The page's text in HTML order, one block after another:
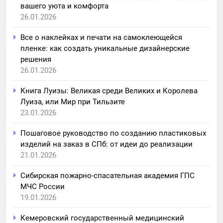
вашего уюта и комфорта
26.01.2026
Все о наклейках и печати на самоклеющейся
пленке: как создать уникальные дизайнерские
решения
26.01.2026
Книга Луизы: Великая среди Великих и Королева
Луиза, или Мир при Тильзите
23.01.2026
Пошаговое руководство по созданию пластиковых
изделий на заказ в СПб: от идеи до реализации
21.01.2026
Сибирская пожарно-спасательная академия ГПС
МЧС России
19.01.2026
Кемеровский государственный медицинский